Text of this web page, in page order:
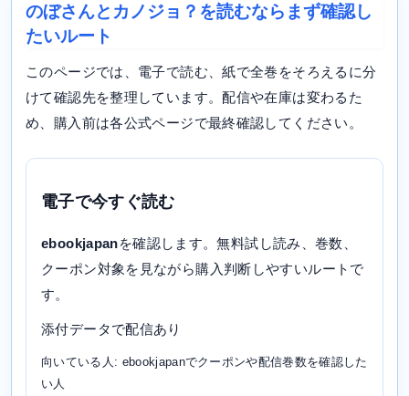
のぼさんとカノジョ？を読むならまず確認し
たいルート
このページでは、電子で読む、紙で全巻をそろえるに分
けて確認先を整理しています。配信や在庫は変わるた
め、購入前は各公式ページで最終確認してください。
電子で今すぐ読む
ebookjapanを確認します。無料試し読み、巻数、
クーポン対象を見ながら購入判断しやすいルートで
す。
添付データで配信あり
向いている人: ebookjapanでクーポンや配信巻数を確認した
い人